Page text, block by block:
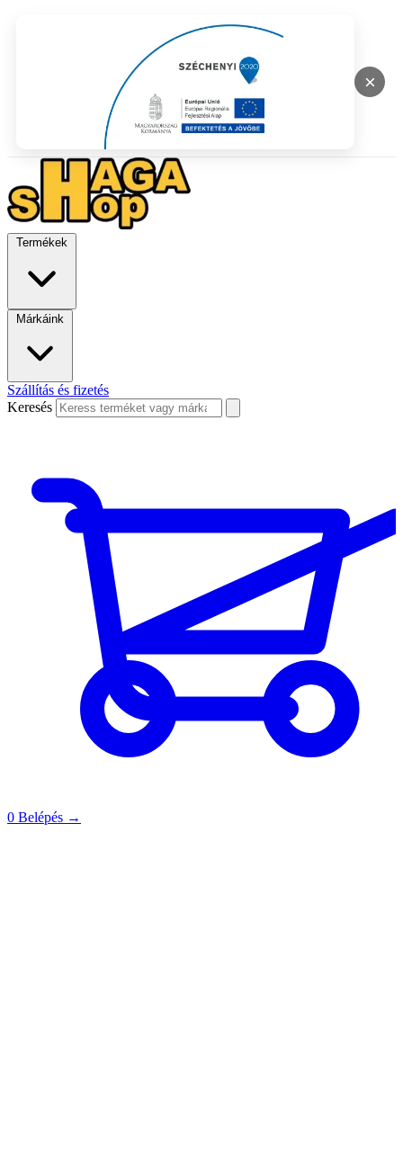
×
Termékek
Márkáink
Szállítás és fizetés
Keresés
0 Belépés →